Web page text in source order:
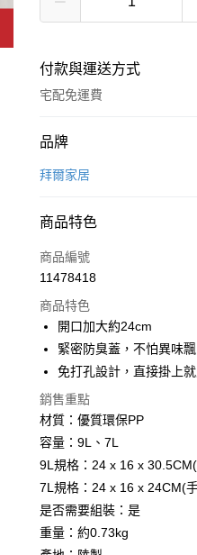
付款與運送方式
宅配免運費
付款方式
信用卡一次付款
街口支付
悠遊付
Google Pay
全盈+PAY
大哥付你分期
相關說明
【大哥付你分期使用說明】
1.本服務由台灣大哥大提供，
2.付款方式選擇「大哥付你分
流程，驗證手機門號後，選擇
完成交易。
3.實際核准額度、可分期數及
4.訂單成立30分鐘內，如未前
AFTEE先享後付
相關說明
【關於「AFTEE先享後付」】
AFTEE先享後付是「在收到商
便利好安心！
１．簡單：不需註冊會員、不
ATM付款
品牌
拜爾家居
商品特色
商品編號
11478418
商品特色
開口加大約24cm
緊密防臭蓋，不怕異味
免打孔設計，直接掛上
銷售重點
材質：優質環保PP
容量：9L、7L
9L規格：24 x 16 x
7L規格：24 x 16 x 24CM(
是否需要組裝：是
重量：約0.73kg